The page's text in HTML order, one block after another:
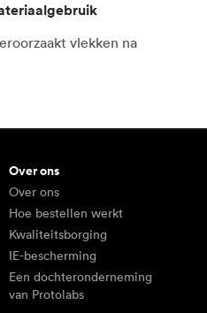
vlekken na
Over ons
Over ons
Hoe bestellen werkt
Kwaliteitsborging
IE-bescherming
Een dochteronderneming
van Protolabs